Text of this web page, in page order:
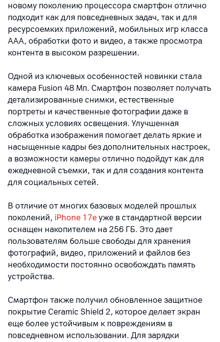
новому поколению процессора смартфон отлично
подходит как для повседневных задач, так и для
ресурсоемких приложений, мобильных игр класса
AAA, обработки фото и видео, а также просмотра
контента в высоком разрешении.
Одной из ключевых особенностей новинки стала
камера Fusion 48 Мп. Смартфон позволяет получать
детализированные снимки, естественные
портреты и качественные фотографии даже в
сложных условиях освещения. Улучшенная
обработка изображения помогает делать яркие и
насыщенные кадры без дополнительных настроек,
а возможности камеры отлично подойдут как для
ежедневной съемки, так и для создания контента
для социальных сетей.
В отличие от многих базовых моделей прошлых
поколений, iPhone 17e уже в стандартной версии
оснащен накопителем на 256 ГБ. Это дает
пользователям больше свободы для хранения
фотографий, видео, приложений и файлов без
необходимости постоянно освобождать память
устройства.
Смартфон также получил обновленное защитное
покрытие Ceramic Shield 2, которое делает экран
еще более устойчивым к повреждениям в
повседневном использовании. Для зарядки